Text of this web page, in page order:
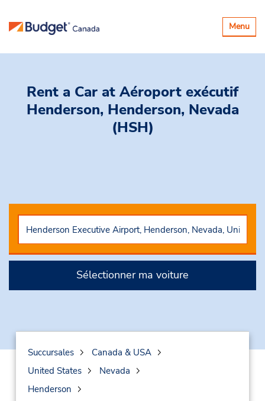
Basculer
la
Menu
Rent a Car at Aéroport exécutif
Henderson, Henderson, Nevada
(HSH)
Sélectionner ma voiture
Succursales
Canada & USA
United States
Nevada
Henderson